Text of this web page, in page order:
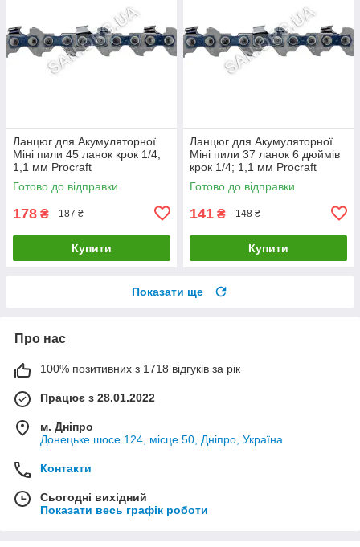
Ланцюг для Акумуляторної
Міні пили 45 ланок крок 1/4;
1,1 мм Procraft
Готово до відправки
178 ₴ 187 ₴
Купити
Ланцюг для Акумуляторної
Міні пили 37 ланок 6 дюймів
крок 1/4; 1,1 мм Procraft
Готово до відправки
141 ₴ 148 ₴
Купити
Показати ще
Про нас
100% позитивних з 1718 відгуків за рік
Працює з 28.01.2022
м. Дніпро
Донецьке шосе 124, місце 50, Дніпро, Україна
Контакти
Сьогодні вихідний
Показати весь графік роботи